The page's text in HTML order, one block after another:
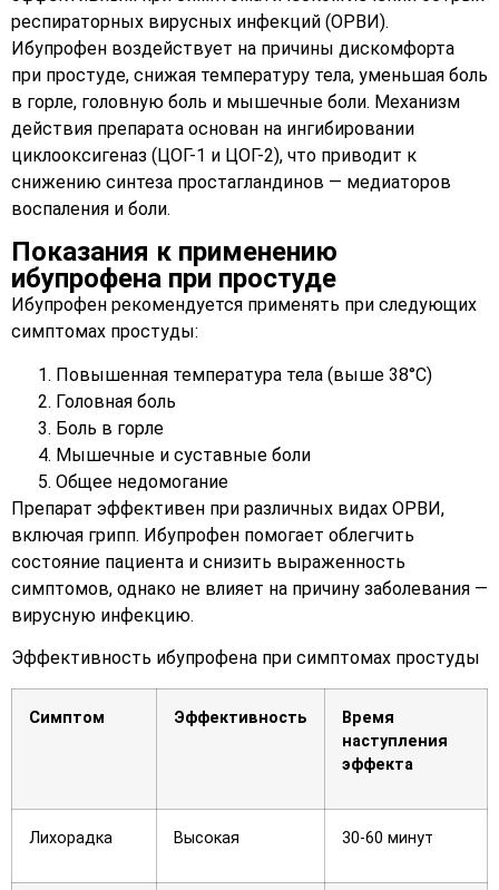
респираторных вирусных инфекций (ОРВИ).
Ибупрофен воздействует на причины дискомфорта
при простуде, снижая температуру тела, уменьшая боль
в горле, головную боль и мышечные боли. Механизм
действия препарата основан на ингибировании
циклооксигеназ (ЦОГ-1 и ЦОГ-2), что приводит к
снижению синтеза простагландинов — медиаторов
воспаления и боли.
Показания к применению
ибупрофена при простуде
Ибупрофен рекомендуется применять при следующих
симптомах простуды:
Повышенная температура тела (выше 38°C)
Головная боль
Боль в горле
Мышечные и суставные боли
Общее недомогание
Препарат эффективен при различных видах ОРВИ,
включая грипп. Ибупрофен помогает облегчить
состояние пациента и снизить выраженность
симптомов, однако не влияет на причину заболевания —
вирусную инфекцию.
Эффективность ибупрофена при симптомах простуды
Симптом Эффективность
Время
наступления
эффекта
Лихорадка Высокая 30-60 минут